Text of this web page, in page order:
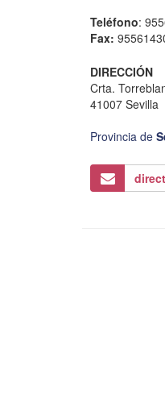
Teléfono:
Fax:
DIRECCIÓN
Crta.
41007 Sevilla
Provincia de